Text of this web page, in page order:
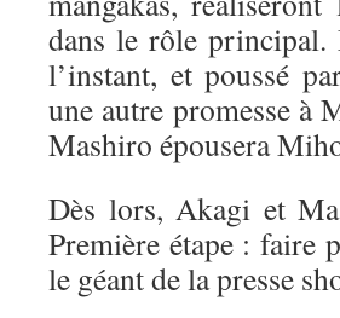
dans le rôle principal.
l’instant, et poussé
une autre promesse à
Mashiro épousera
Dès lors, Akagi et
Première étape : faire
le géant de la presse